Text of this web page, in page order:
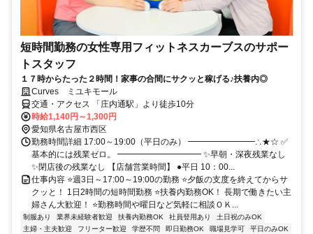
短時間勤務の女性専用フィットネスカーブスのサポー
トスタッフ
１７時からたった２時間！家事の合間にサクッと稼げる♪扶養内◎
Curves ミユキモール
交通・アクセス 「庄内通駅」より徒歩10分
時給1,140円～1,300円
愛知県名古屋市西区
勤務時間詳細 17:00～19:00（平日のみ） ━━━━━━━━∴★☆ ✅
基本的には残業ゼロ。 ━━━━━━━━━━ ✨早朝・深夜残業なし
✨閉店後の残業なし 【店舗営業時間】 ●平日 10：00...
仕事内容 ⭐週3日～17:00～19:00の勤務 ⭐夕飯の支度を終えてからサ
クッと！ 1日2時間の短時間勤務 ⭐扶養内勤務OK！ 長期で働きたい主
婦さん大歓迎！ ⭐勤務時間や曜日など気軽に相談ＯＫ...
制服あり 業界未経験者歓迎 扶養内勤務OK 社員登用あり
土日祝のみOK
主婦・主夫歓迎
フリーター歓迎 学歴不問 即日勤務OK 職場見学可
平日のみOK